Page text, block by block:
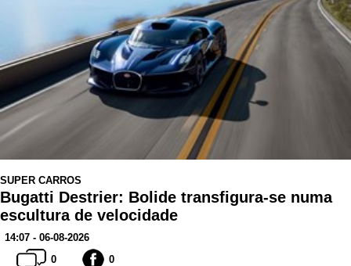
SUPER CARROS
Bugatti Destrier: Bolide transfigura-se numa
escultura de velocidade
14:07 - 06-08-2026
0
0